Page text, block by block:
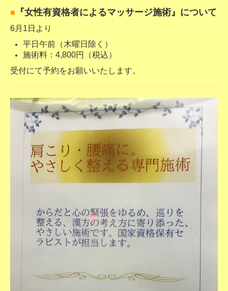
■ 『女性有資格者によるマッサージ施術』について
6月1日より
平日午前（木曜日除く）
施術料：4,800円（税込）
受付にて予約をお願いいたします。